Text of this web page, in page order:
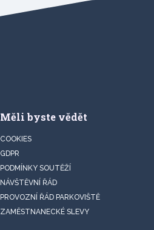
Měli byste vědět
COOKIES
GDPR
PODMÍNKY SOUTĚŽÍ
NÁVŠTĚVNÍ ŘÁD
PROVOZNÍ ŘÁD PARKOVIŠTĚ
ZAMĚSTNANECKÉ SLEVY